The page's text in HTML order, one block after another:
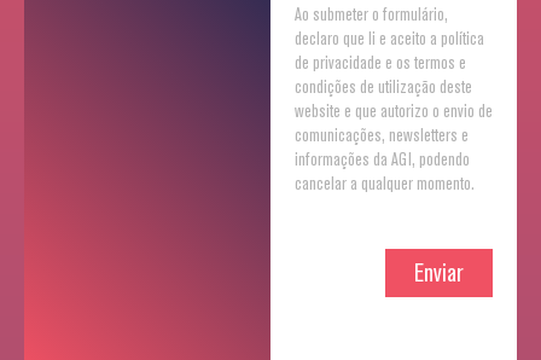
Ao submeter o formulário,
declaro que li e aceito a política
de privacidade e os termos e
condições de utilização deste
website e que autorizo o envio de
comunicações, newsletters e
informações da AGI, podendo
cancelar a qualquer momento.
Enviar